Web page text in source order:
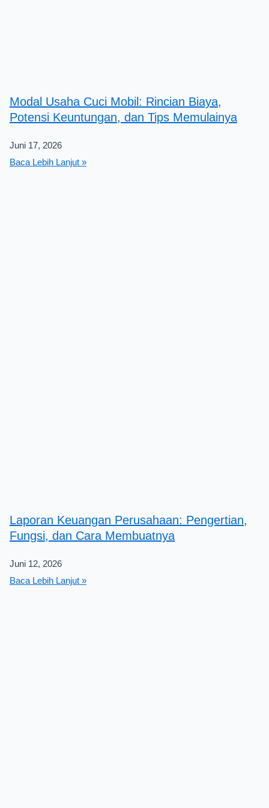
Modal Usaha Cuci Mobil: Rincian Biaya,
Potensi Keuntungan, dan Tips Memulainya
Juni 17, 2026
Baca Lebih Lanjut »
Laporan Keuangan Perusahaan: Pengertian,
Fungsi, dan Cara Membuatnya
Juni 12, 2026
Baca Lebih Lanjut »